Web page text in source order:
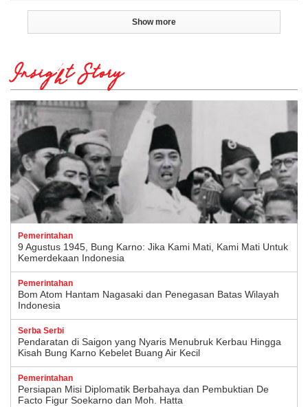
Show more
Insight Story
Pemerintahan
9 Agustus 1945, Bung Karno: Jika Kami Mati, Kami Mati Untuk
Kemerdekaan Indonesia
Pemerintahan
Bom Atom Hantam Nagasaki dan Penegasan Batas Wilayah
Indonesia
Serba Serbi
Pendaratan di Saigon yang Nyaris Menubruk Kerbau Hingga
Kisah Bung Karno Kebelet Buang Air Kecil
Pemerintahan
Persiapan Misi Diplomatik Berbahaya dan Pembuktian De
Facto Figur Soekarno dan Moh. Hatta